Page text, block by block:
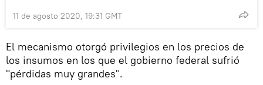
11 de agosto 2020, 19:31 GMT
El mecanismo otorgó privilegios en los precios de
los insumos en los que el gobierno federal sufrió
"pérdidas muy grandes".